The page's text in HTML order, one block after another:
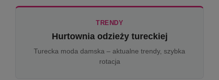
TRENDY
Hurtownia odzieży tureckiej
Turecka moda damska – aktualne trendy, szybka
rotacja